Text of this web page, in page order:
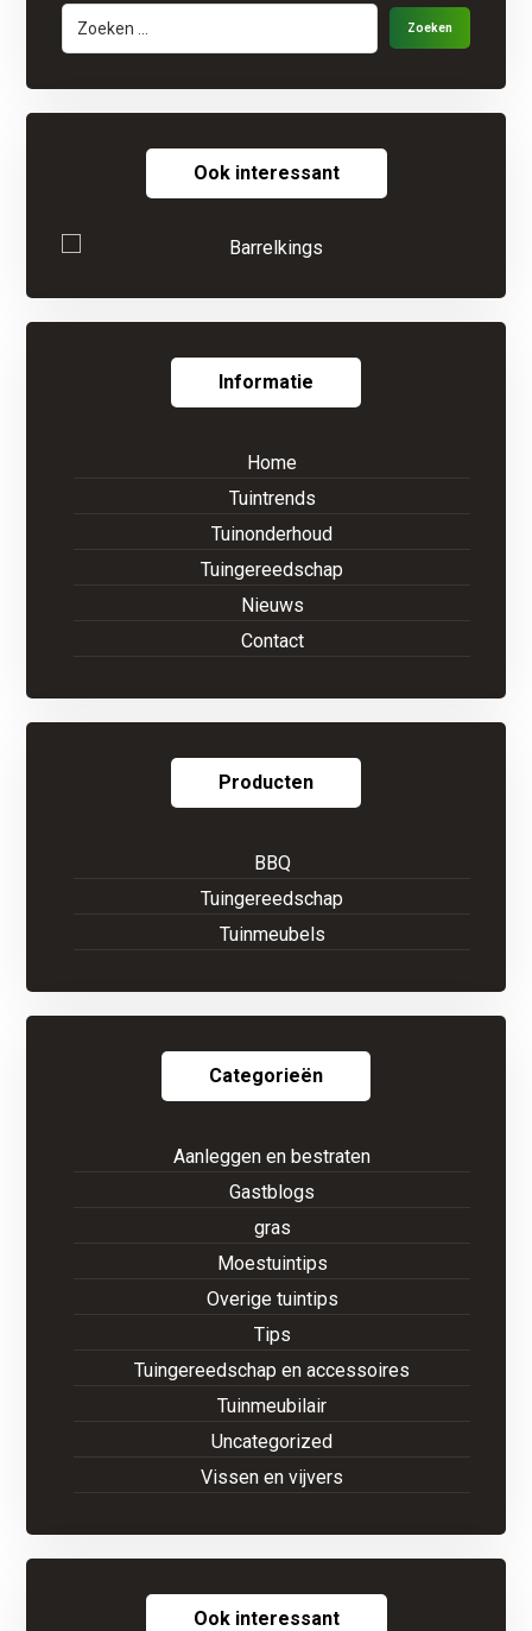
Ook interessant
Informatie
Home
Tuintrends
Tuinonderhoud
Tuingereedschap
Nieuws
Contact
Producten
BBQ
Tuingereedschap
Tuinmeubels
Categorieën
Aanleggen en bestraten
Gastblogs
gras
Moestuintips
Overige tuintips
Tips
Tuingereedschap en accessoires
Tuinmeubilair
Uncategorized
Vissen en vijvers
Ook interessant